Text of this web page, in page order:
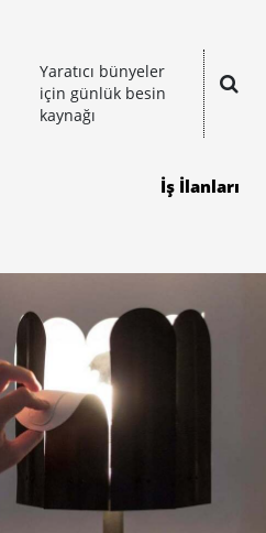
Yaratıcı bünyeler
için günlük besin
kaynağı
İş İlanları